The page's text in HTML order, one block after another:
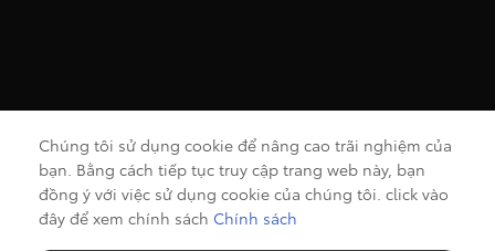
Chúng tôi sử dụng cookie để nâng cao trãi nghiệm của
bạn. Bằng cách tiếp tục truy cập trang web này, bạn
đồng ý với việc sử dụng cookie của chúng tôi. click vào
đây để xem chính sách Chính sách